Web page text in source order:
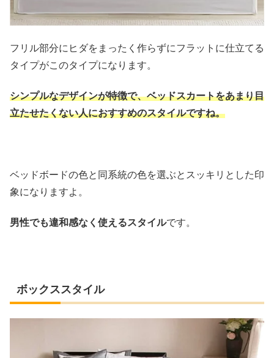
フリル部分にヒダをまったく作らずにフラットに仕立てる
タイプがこのタイプになります。
シンプルなデザインが特徴で、ベッドスカートをあまり目
立たせたくない人におすすめのスタイルですね。
ベッドボードの色と同系統の色を選ぶとスッキリとした印
象になりますよ。
男性でも違和感なく使えるスタイルです。
ボックススタイル